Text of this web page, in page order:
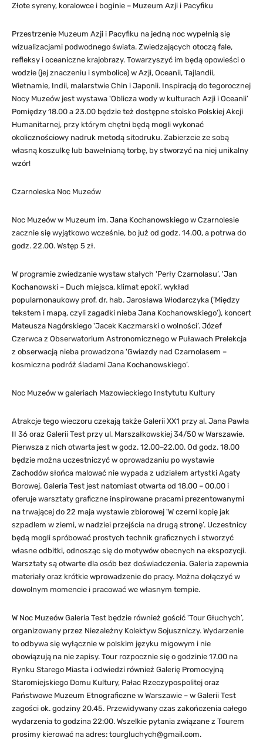
Złote syreny, koralowce i boginie – Muzeum Azji i Pacyfiku
Przestrzenie Muzeum Azji i Pacyfiku na jedną noc wypełnią się
wizualizacjami podwodnego świata. Zwiedzających otoczą fale,
refleksy i oceaniczne krajobrazy. Towarzyszyć im będą opowieści o
wodzie (jej znaczeniu i symbolice) w Azji, Oceanii, Tajlandii,
Wietnamie, Indii, malarstwie Chin i Japonii. Inspiracją do tegorocznej
Nocy Muzeów jest wystawa 'Oblicza wody w kulturach Azji i Oceanii’
Pomiędzy 18.00 a 23.00 będzie też dostępne stoisko Polskiej Akcji
Humanitarnej, przy którym chętni będą mogli wykonać
okolicznościowy nadruk metodą sitodruku. Zabierzcie ze sobą
własną koszulkę lub bawełnianą torbę, by stworzyć na niej unikalny
wzór!
Czarnoleska Noc Muzeów
Noc Muzeów w Muzeum im. Jana Kochanowskiego w Czarnolesie
zacznie się wyjątkowo wcześnie, bo już od godz. 14.00, a potrwa do
godz. 22.00. Wstęp 5 zł.
W programie zwiedzanie wystaw stałych 'Perły Czarnolasu’, 'Jan
Kochanowski – Duch miejsca, klimat epoki’, wykład
popularnonaukowy prof. dr. hab. Jarosława Włodarczyka (’Między
tekstem i mapą, czyli zagadki nieba Jana Kochanowskiego’), koncert
Mateusza Nagórskiego 'Jacek Kaczmarski o wolności’. Józef
Czerwca z Obserwatorium Astronomicznego w Puławach Prelekcja
z obserwacją nieba prowadzona 'Gwiazdy nad Czarnolasem –
kosmiczna podróż śladami Jana Kochanowskiego’.
Noc Muzeów w galeriach Mazowieckiego Instytutu Kultury
Atrakcje tego wieczoru czekają także Galerii XX1 przy al. Jana Pawła
II 36 oraz Galerii Test przy ul. Marszałkowskiej 34/50 w Warszawie.
Pierwsza z nich otwarta jest w godz. 12.00–22.00. Od godz. 18.00
będzie można uczestniczyć w oprowadzaniu po wystawie
Zachodów słońca malować nie wypada z udziałem artystki Agaty
Borowej. Galeria Test jest natomiast otwarta od 18.00 – 00.00 i
oferuje warsztaty graficzne inspirowane pracami prezentowanymi
na trwającej do 22 maja wystawie zbiorowej 'W czerni kopię jak
szpadlem w ziemi, w nadziei przejścia na drugą stronę’. Uczestnicy
będą mogli spróbować prostych technik graficznych i stworzyć
własne odbitki, odnosząc się do motywów obecnych na ekspozycji.
Warsztaty są otwarte dla osób bez doświadczenia. Galeria zapewnia
materiały oraz krótkie wprowadzenie do pracy. Można dołączyć w
dowolnym momencie i pracować we własnym tempie.
W Noc Muzeów Galeria Test będzie również gościć 'Tour Głuchych’,
organizowany przez Niezależny Kolektyw Sojuszniczy. Wydarzenie
to odbywa się wyłącznie w polskim języku migowym i nie
obowiązują na nie zapisy. Tour rozpocznie się o godzinie 17.00 na
Rynku Starego Miasta i odwiedzi również Galerię Promocyjną
Staromiejskiego Domu Kultury, Pałac Rzeczypospolitej oraz
Państwowe Muzeum Etnograficzne w Warszawie – w Galerii Test
zagości ok. godziny 20.45. Przewidywany czas zakończenia całego
wydarzenia to godzina 22:00. Wszelkie pytania związane z Tourem
prosimy kierować na adres: tourgluchych@gmail.com.